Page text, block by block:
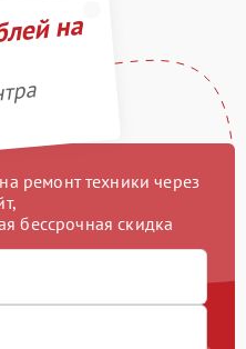
на
ремонт техники через
бессрочная скидка